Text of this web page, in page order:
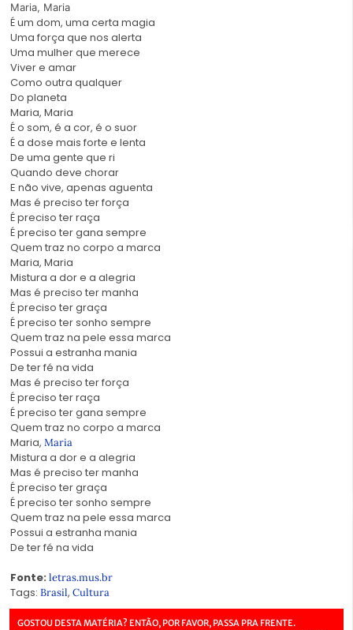
Maria, Maria
É um dom, uma certa magia
Uma força que nos alerta
Uma mulher que merece
Viver e amar
Como outra qualquer
Do planeta
Maria, Maria
É o som, é a cor, é o suor
É a dose mais forte e lenta
De uma gente que ri
Quando deve chorar
E não vive, apenas aguenta
Mas é preciso ter força
É preciso ter raça
É preciso ter gana sempre
Quem traz no corpo a marca
Maria, Maria
Mistura a dor e a alegria
Mas é preciso ter manha
É preciso ter graça
É preciso ter sonho sempre
Quem traz na pele essa marca
Possui a estranha mania
De ter fé na vida
Mas é preciso ter força
É preciso ter raça
É preciso ter gana sempre
Quem traz no corpo a marca
Maria, Maria
Mistura a dor e a alegria
Mas é preciso ter manha
É preciso ter graça
É preciso ter sonho sempre
Quem traz na pele essa marca
Possui a estranha mania
De ter fé na vida
Fonte: letras.mus.br
Tags: Brasil, Cultura
GOSTOU DESTA MATÉRIA? ENTÃO, POR FAVOR, PASSA PRA FRENTE.